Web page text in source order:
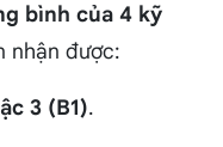
bình của 4 kỹ
nhận được:
3 (B1).